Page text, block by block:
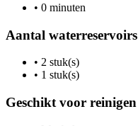
• 0 minuten
Aantal waterreservoirs
• 2 stuk(s)
• 1 stuk(s)
Geschikt voor reinigen